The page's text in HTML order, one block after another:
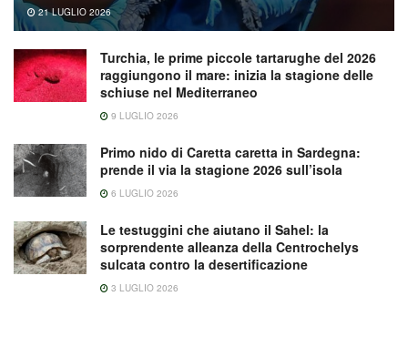
21 LUGLIO 2026
Turchia, le prime piccole tartarughe del 2026
raggiungono il mare: inizia la stagione delle
schiuse nel Mediterraneo
9 LUGLIO 2026
Primo nido di Caretta caretta in Sardegna:
prende il via la stagione 2026 sull’isola
6 LUGLIO 2026
Le testuggini che aiutano il Sahel: la
sorprendente alleanza della Centrochelys
sulcata contro la desertificazione
3 LUGLIO 2026